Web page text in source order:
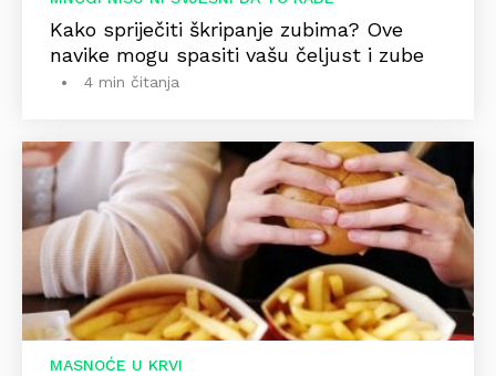
Kako spriječiti škripanje zubima? Ove
navike mogu spasiti vašu čeljust i zube
4 min čitanja
MASNOĆE U KRVI